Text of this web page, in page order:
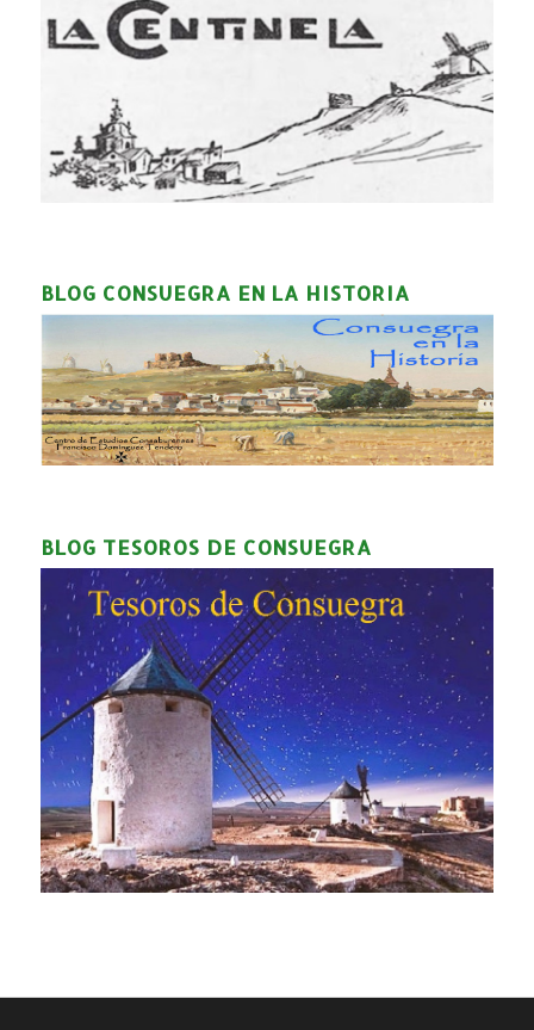
BLOG CONSUEGRA EN LA HISTORIA
BLOG TESOROS DE CONSUEGRA